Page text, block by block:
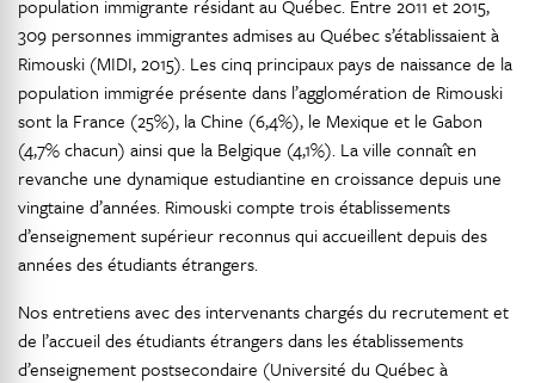
population immigrante résidant au Québec. Entre 2011 et 2015,
309 personnes immigrantes admises au Québec s’établissaient à
Rimouski (MIDI, 2015). Les cinq principaux pays de naissance de la
population immigrée présente dans l’agglomération de Rimouski
sont la France (25%), la Chine (6,4%), le Mexique et le Gabon
(4,7% chacun) ainsi que la Belgique (4,1%). La ville connaît en
revanche une dynamique estudiantine en croissance depuis une
vingtaine d’années. Rimouski compte trois établissements
d’enseignement supérieur reconnus qui accueillent depuis des
années des étudiants étrangers.
Nos entretiens avec des intervenants chargés du recrutement et
de l’accueil des étudiants étrangers dans les établissements
d’enseignement postsecondaire (Université du Québec à